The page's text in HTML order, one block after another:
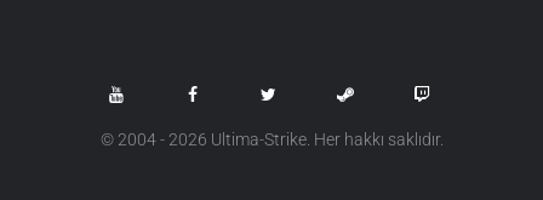
© 2004 - 2026 Ultima-Strike. Her hakkı saklıdır.